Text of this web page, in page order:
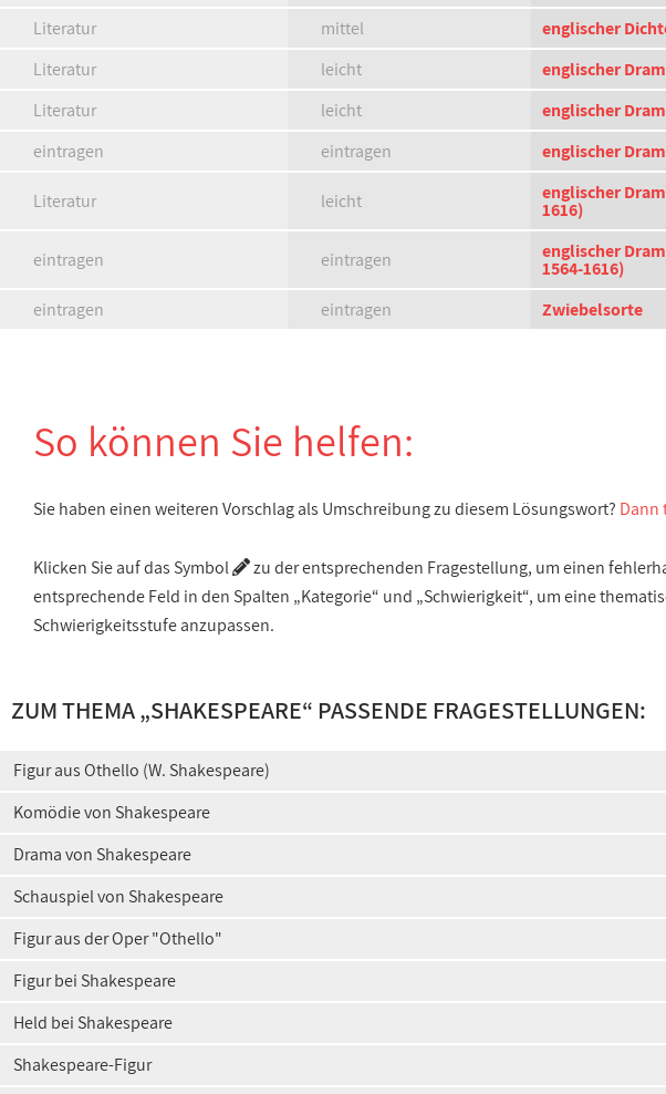
Literatur
mittel
englischer
Literatur
leicht
englischer
Literatur
leicht
englischer
eintragen
eintragen englischer
Literatur leicht englischer
1616)
eintragen eintragen englischer
1564-1616)
eintragen
eintragen Zwiebelsorte
So können Sie helfen:
Sie haben einen weiteren Vorschlag als Umschreibung zu diesem Lösungswort? Dann
Klicken Sie auf das Symbol
zu der entsprechenden Fragestellung, um einen
entsprechende Feld in den Spalten „Kategorie“ und „Schwierigkeit“, um eine
Schwierigkeitsstufe anzupassen.
ZUM THEMA „SHAKESPEARE“ PASSENDE FRAGESTELLUNGEN:
Figur aus Othello (W. Shakespeare)
Komödie von Shakespeare
Drama von Shakespeare
Schauspiel von Shakespeare
Figur aus der Oper "Othello"
Figur bei Shakespeare
Held bei Shakespeare
Shakespeare-Figur